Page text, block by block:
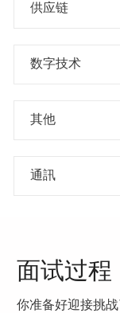
供应链
数字技术
其他
通訊
面试过程
你准备好迎接挑